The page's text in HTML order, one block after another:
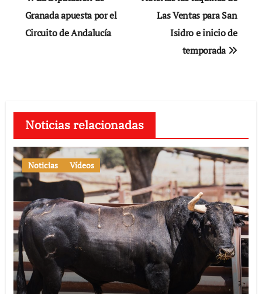
de
entradas
Granada apuesta por el
Circuito de Andalucía
Las Ventas para San
Isidro e inicio de
temporada
Noticias relacionadas
Noticias Vídeos